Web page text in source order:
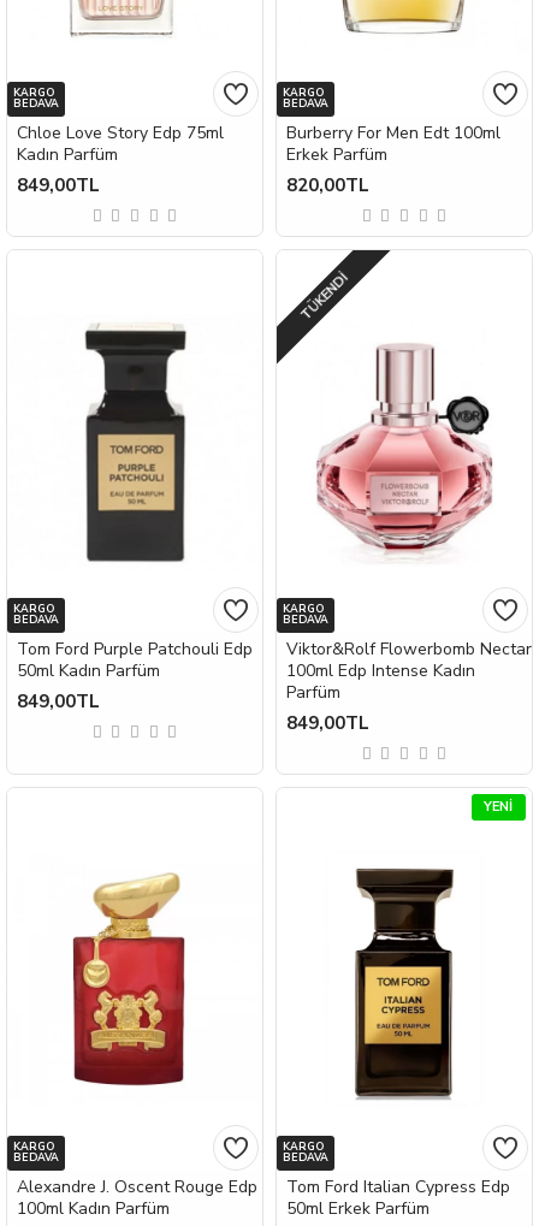
KARGO
BEDAVA
Chloe Love Story Edp 75ml
Kadın Parfüm
849,00TL
KARGO
BEDAVA
Burberry For Men Edt 100ml
Erkek Parfüm
820,00TL
KARGO
BEDAVA
Tom Ford Purple Patchouli Edp
50ml Kadın Parfüm
849,00TL
KARGO
BEDAVA
TÜKENDI
Viktor&Rolf Flowerbomb Nectar
100ml Edp Intense Kadın
Parfüm
849,00TL
KARGO
BEDAVA
Alexandre J. Oscent Rouge Edp
100ml Kadın Parfüm
YENI
KARGO
BEDAVA
Tom Ford Italian Cypress Edp
50ml Erkek Parfüm